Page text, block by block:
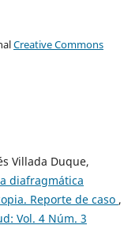
Creative Commons
Villada Duque,
diafragmática
Reporte de caso ,
Vol. 4 Núm. 3